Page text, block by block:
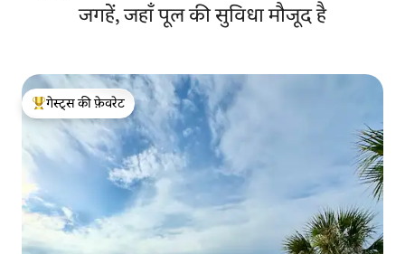
जगहें, जहाँ पूल की सुविधा मौजूद है
गेस्ट्स का टॉप फ़ेवरेट
गेस्ट्स की फ़ेवरेट